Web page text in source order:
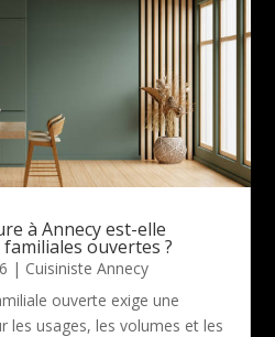
à Annecy est-elle
ouvertes ?
| Cuisiniste Annecy
ouverte exige une
les usages, les volumes et les